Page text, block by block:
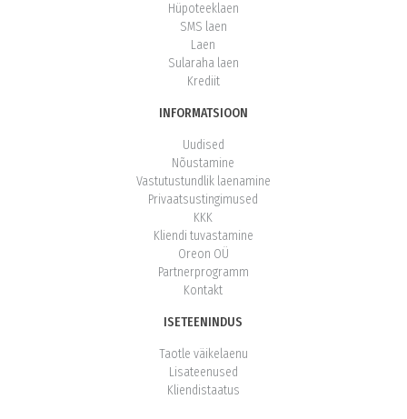
Hüpoteeklaen
SMS laen
Laen
Sularaha laen
Krediit
INFORMATSIOON
Uudised
Nõustamine
Vastutustundlik laenamine
Privaatsustingimused
KKK
Kliendi tuvastamine
Oreon OÜ
Partnerprogramm
Kontakt
ISETEENINDUS
Taotle väikelaenu
Lisateenused
Kliendistaatus